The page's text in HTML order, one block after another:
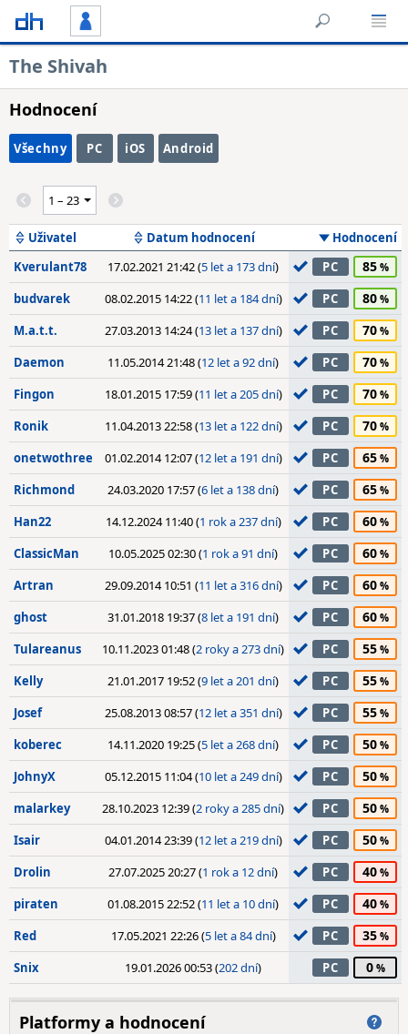
The Shivah
Hodnocení
Všechny PC iOS Android
Uživatel Datum hodnocení
Hodnocení
Kverulant78
17.02.2021 21:42 (5 let a 173 dní) PC 85
budvarek 08.02.2015 14:22 (11 let a 184 dní) PC 80
M.a.t.t. 27.03.2013 14:24 (13 let a 137 dní) PC 70
Daemon 11.05.2014 21:48 (12 let a 92 dní) PC 70
Fingon 18.01.2015 17:59 (11 let a 205 dní) PC 70
Ronik 11.04.2013 22:58 (13 let a 122 dní) PC 70
onetwothree 01.02.2014 12:07 (12 let a 191 dní) PC 65
Richmond 24.03.2020 17:57 (6 let a 138 dní) PC 65
Han22 14.12.2024 11:40 (1 rok a 237 dní) PC 60
ClassicMan 10.05.2025 02:30 (1 rok a 91 dní) PC 60
Artran 29.09.2014 10:51 (11 let a 316 dní) PC 60
ghost 31.01.2018 19:37 (8 let a 191 dní) PC 60
Tulareanus 10.11.2023 01:48 (2 roky a 273 dní) PC 55
Kelly 21.01.2017 19:52 (9 let a 201 dní) PC 55
Josef 25.08.2013 08:57 (12 let a 351 dní) PC 55
koberec 14.11.2020 19:25 (5 let a 268 dní) PC 50
JohnyX 05.12.2015 11:04 (10 let a 249 dní) PC 50
malarkey 28.10.2023 12:39 (2 roky a 285 dní) PC 50
Isair 04.01.2014 23:39 (12 let a 219 dní) PC 50
Drolin 27.07.2025 20:27 (1 rok a 12 dní) PC 40
piraten 01.08.2015 22:52 (11 let a 10 dní) PC 40
Red 17.05.2021 22:26 (5 let a 84 dní) PC 35
Snix 19.01.2026 00:53 (202 dní) PC 0
Platformy a hodnocení